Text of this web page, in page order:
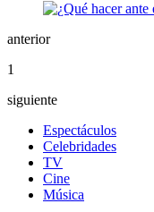
anterior
1
siguiente
Espectáculos
Celebridades
TV
Cine
Música